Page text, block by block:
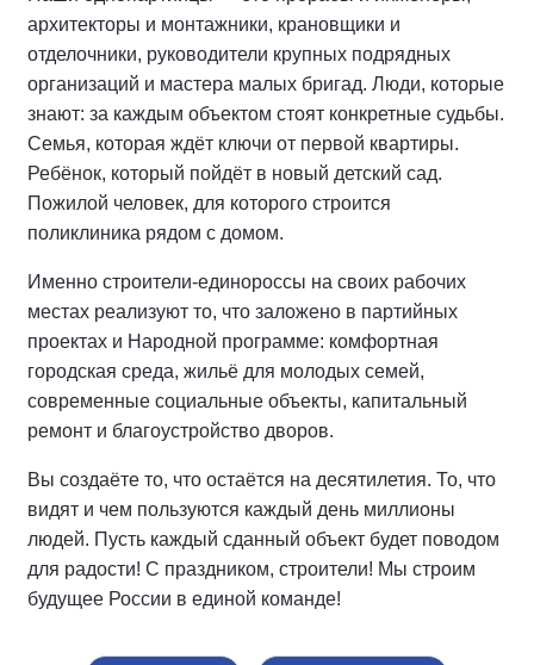
архитекторы и монтажники, крановщики и
отделочники, руководители крупных подрядных
организаций и мастера малых бригад. Люди, которые
знают: за каждым объектом стоят конкретные судьбы.
Семья, которая ждёт ключи от первой квартиры.
Ребёнок, который пойдёт в новый детский сад.
Пожилой человек, для которого строится
поликлиника рядом с домом.
Именно строители-единороссы на своих рабочих
местах реализуют то, что заложено в партийных
проектах и Народной программе: комфортная
городская среда, жильё для молодых семей,
современные социальные объекты, капитальный
ремонт и благоустройство дворов.
Вы создаёте то, что остаётся на десятилетия. То, что
видят и чем пользуются каждый день миллионы
людей. Пусть каждый сданный объект будет поводом
для радости! С праздником, строители! Мы строим
будущее России в единой команде!